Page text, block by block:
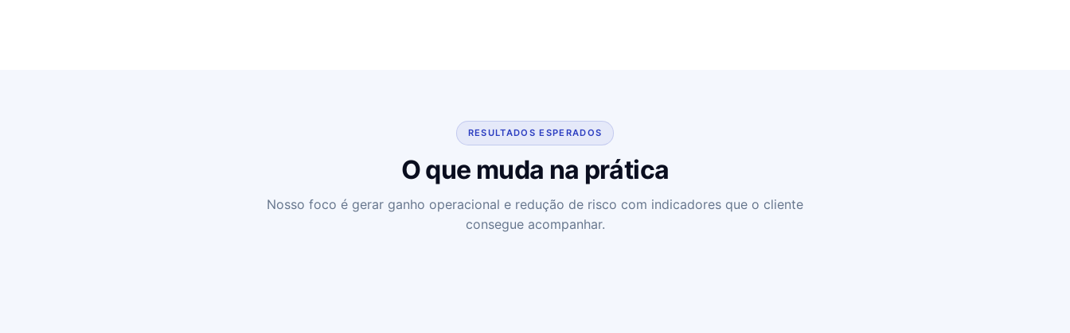
RESULTADOS ESPERADOS
O que muda na prática
Nosso foco é gerar ganho operacional e redução de risco com indicadores que o cliente
consegue acompanhar.